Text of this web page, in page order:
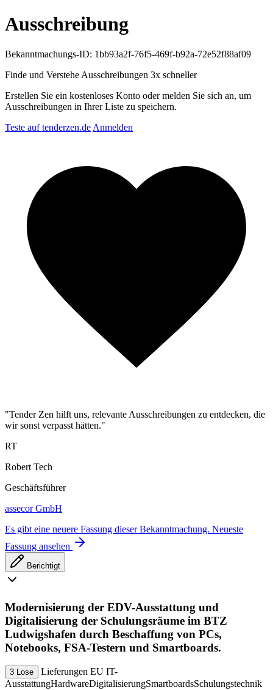
Ausschreibung
Bekanntmachungs-ID: 1bb93a2f-76f5-469f-b92a-72e52f88af09
Finde und Verstehe Ausschreibungen 3x schneller
Erstellen Sie ein kostenloses Konto oder melden Sie sich an, um
Ausschreibungen in Ihrer Liste zu speichern.
Teste auf tenderzen.de Anmelden
"Tender Zen hilft uns, relevante Ausschreibungen zu entdecken, die
wir sonst verpasst hätten."
RT
Robert Tech
Geschäftsführer
assecor GmbH
Es gibt eine neuere Fassung dieser Bekanntmachung. Neueste
Fassung ansehen
Berichtigt
Modernisierung der EDV-Ausstattung und
Digitalisierung der Schulungsräume im BTZ
Ludwigshafen durch Beschaffung von PCs,
Notebooks, FSA-Testern und Smartboards.
3 Lose Lieferungen EU IT-
AusstattungHardwareDigitalisierungSmartboardsSchulungstechnik